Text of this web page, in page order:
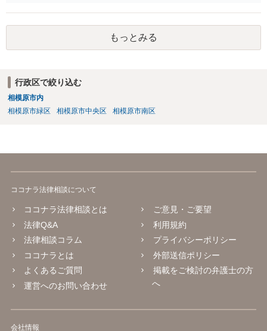
といった手段を踏んだ上で、最終的には訴訟を検討すべきではないか
と思われます。ビデオテープが大切な（ある程度費用をかけてでも取
り返したい）ものであれば、弁護士へ相談・依頼することも考えられ
ます。
もっとみる
行政区で絞り込む
相模原市内
相模原市緑区
相模原市中央区 相模原市南区
ココナラ法律相談について
ココナラ法律相談とは
法律Q&A
法律相談コラム
ココナラとは
よくあるご質問
運営へのお問い合わせ
ご意見・ご要望
利用規約
プライバシーポリシー
外部送信ポリシー
掲載をご検討の弁護士の方
へ
会社情報